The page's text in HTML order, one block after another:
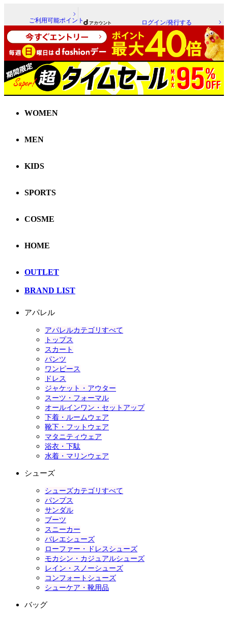
ご利用可能ポイント ログイン/発行する
WOMEN
MEN
KIDS
SPORTS
COSME
HOME
OUTLET
BRAND LIST
アパレル
アパレルカテゴリすべて
トップス
スカート
パンツ
ワンピース
ドレス
ジャケット・アウター
スーツ・フォーマル
オールインワン・セットアップ
下着・ルームウェア
靴下・フットウェア
マタニティウェア
浴衣・下駄
水着・マリンウェア
シューズ
シューズカテゴリすべて
パンプス
サンダル
ブーツ
スニーカー
バレエシューズ
ローファー・ドレスシューズ
モカシン・カジュアルシューズ
レイン・スノーシューズ
コンフォートシューズ
シューケア・靴用品
バッグ